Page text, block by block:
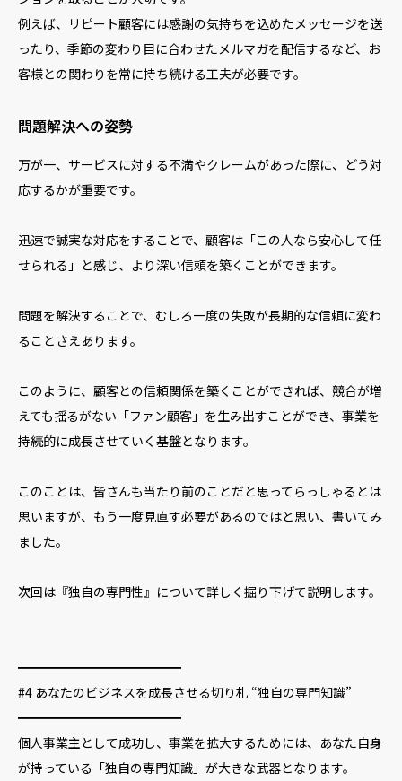
例えば、リピート顧客には感謝の気持ちを込めたメッセージを送
ったり、季節の変わり目に合わせたメルマガを配信するなど、お
客様との関わりを常に持ち続ける工夫が必要です。
問題解決への姿勢
万が一、サービスに対する不満やクレームがあった際に、どう対
応するかが重要です。
迅速で誠実な対応をすることで、顧客は「この人なら安心して任
せられる」と感じ、より深い信頼を築くことができます。
問題を解決することで、むしろ一度の失敗が長期的な信頼に変わ
ることさえあります。
このように、顧客との信頼関係を築くことができれば、競合が増
えても揺るがない「ファン顧客」を生み出すことができ、事業を
持続的に成長させていく基盤となります。
このことは、皆さんも当たり前のことだと思ってらっしゃるとは
思いますが、もう一度見直す必要があるのではと思い、書いてみ
ました。
次回は『独自の専門性』について詳しく掘り下げて説明します。
━━━━━━━━━━━━━
#4 あなたのビジネスを成長させる切り札 “独自の専門知識”
━━━━━━━━━━━━━
個人事業主として成功し、事業を拡大するためには、あなた自身
が持っている「独自の専門知識」が大きな武器となります。